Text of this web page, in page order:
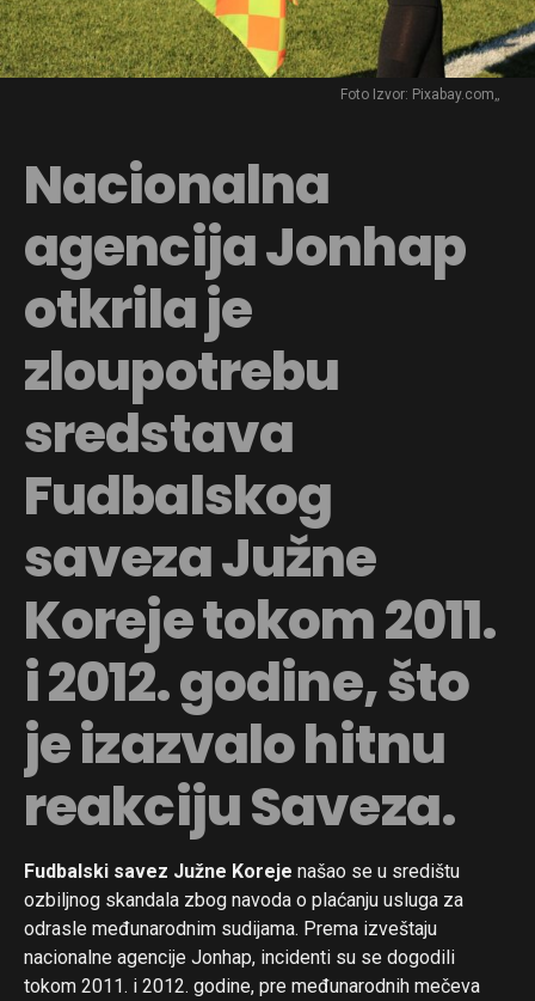
Foto Izvor: Pixabay.com‚‚
Nacionalna
agencija Jonhap
otkrila je
zloupotrebu
sredstava
Fudbalskog
saveza Južne
Koreje tokom 2011.
i 2012. godine, što
je izazvalo hitnu
reakciju Saveza.
Fudbalski savez Južne Koreje našao se u središtu
ozbiljnog skandala zbog navoda o plaćanju usluga za
odrasle međunarodnim sudijama. Prema izveštaju
nacionalne agencije Jonhap, incidenti su se dogodili
tokom 2011. i 2012. godine, pre međunarodnih mečeva